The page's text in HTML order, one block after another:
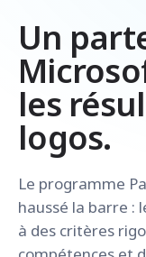
Un
les
logos.
Le programme
haussé la barre :
à des critères